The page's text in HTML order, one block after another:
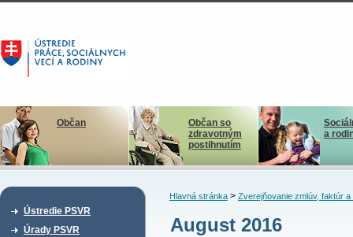
Občan
Občan so
zdravotným
postihnutím
a
Ústredie PSVR
Úrady PSVR
Hlavná stránka> Zverejňovanie zmlúv, faktúr a
August 2016